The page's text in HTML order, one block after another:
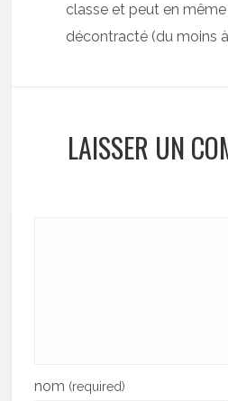
classe et peut en
décontracté (du moins
LAISSER UN
nom (required)